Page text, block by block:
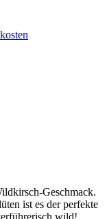
Geschmack.
ist es der perfekte
wild!